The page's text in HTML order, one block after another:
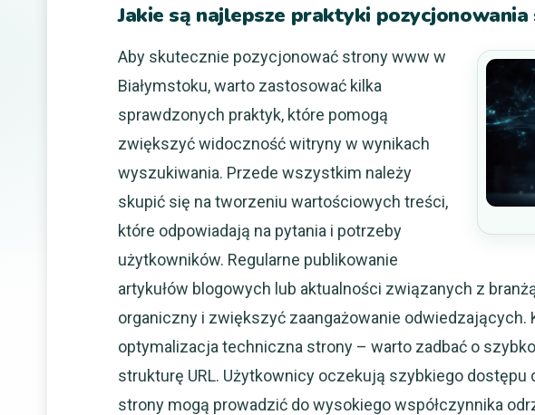
Jakie są najlepsze praktyki
Aby skutecznie pozycjonować strony www w
Białymstoku, warto zastosować kilka
sprawdzonych praktyk, które pomogą
zwiększyć widoczność witryny w wynikach
wyszukiwania. Przede wszystkim należy
skupić się na tworzeniu wartościowych treści,
które odpowiadają na pytania i potrzeby
użytkowników. Regularne publikowanie
artykułów blogowych lub aktualności związanych z
organiczny i zwiększyć zaangażowanie
optymalizacja techniczna strony – warto zadbać o
strukturę URL. Użytkownicy oczekują szybkiego dostępu
strony mogą prowadzić do wysokiego współczynnika